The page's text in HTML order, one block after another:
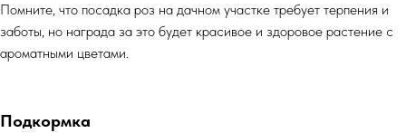
Помните, что посадка роз на дачном участке требует терпения и
заботы, но награда за это будет красивое и здоровое растение с
ароматными цветами.
Подкормка